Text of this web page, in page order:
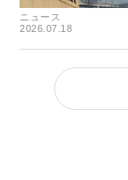
ニュース
2026.07.18